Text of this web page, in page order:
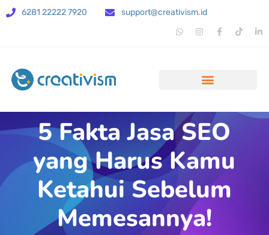
6281 22222 7920 support@creativism.id
5 Fakta Jasa SEO
yang Harus Kamu
Ketahui Sebelum
Memesannya!